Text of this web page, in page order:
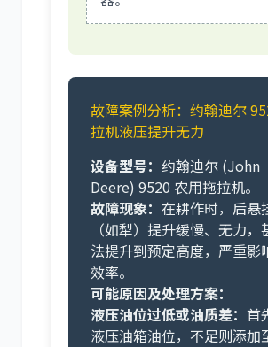
故障案例分析：约翰迪尔
拉机液压提升无力
设备型号： 约翰迪尔 (John
Deere) 9520 农用拖拉机。
故障现象： 在耕作时，后悬
（如犁）提升缓慢、无力，
法提升到预定高度，严重影
效率。
可能原因及处理方案：
液压油位过低或油质差： 首
液压油箱油位，不足则添加